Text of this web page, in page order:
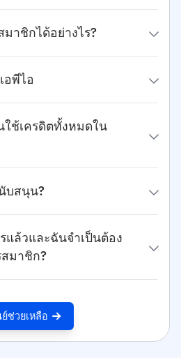
มาชิกได้อย่างไร?
อพีไอ
ใช้เครดิตทั้งหมดใน
บสนุน?
แล้วและฉันจำเป็นต้อง
มาชิก?
ช่วยเหลือ